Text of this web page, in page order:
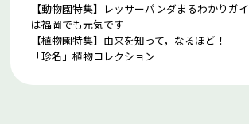
【動物園特集】レッサーパンダまるわかり
は福岡でも元気です
【植物園特集】由来を知って，なるほど！
「珍名」植物コレクション